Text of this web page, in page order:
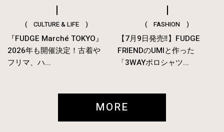
( CULTURE & LIFE )
『FUDGE Marché TOKYO』
2026年も開催決定！古着や
フリマ、ハ...
( FASHION )
【7月9日発売‼︎】FUDGE
FRIENDのUMIと作った
「3WAYポロシャツ...
MORE